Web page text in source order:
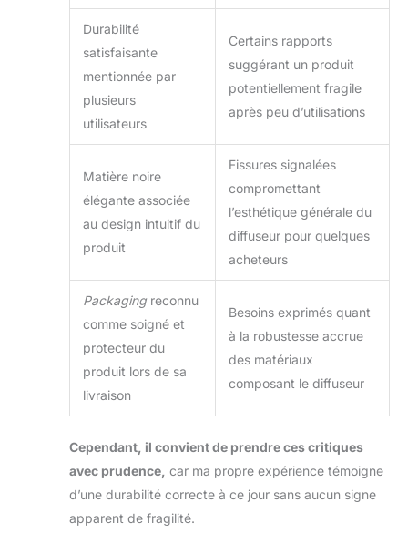
Notre diffuseur
fonctionne
silencieusement,
vous permettant de
profiter des arômes
sans bruit
dérangeant. Idéal
pendant le travail, la
méditation ou le
sommeil, il diffuse
des arômes
relaxants sans
perturber Arrêt
Automatique – La
lorsque le réservoir
d’eau est vide, le
diffuseur s’éteint
assurant tranquillité
Détendez-vous et
profitez des arômes
sans avoir à
surveiller
Durabilité
satisfaisante
mentionnée par
plusieurs
utilisateurs
Certains rapports
suggérant un produit
potentiellement fragile
après peu d’utilisations
Matière noire
élégante associée
au design intuitif du
produit
Fissures signalées
compromettant
l’esthétique générale du
diffuseur pour quelques
acheteurs
Packagingreconnu
comme soigné et
protecteur du
produit lors de sa
livraison
Besoins exprimés quant
à la robustesse accrue
des matériaux
composant le diffuseur
Cependant, il convient de prendre ces critiques
avec prudence, car ma propre expérience témoigne
d’une durabilité correcte à ce jour sans aucun signe
apparent de fragilité.